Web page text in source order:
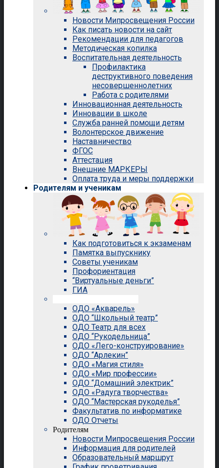
Новости Мипросвещения России
Как писать новости на сайт
Рекомендации для педагогов
Методическая копилка
Воспитательная деятельность
Профилактика
деструктивного поведения
несовершеннолетних
Работа с родителями
Инновационная деятельность
Инновации в школе
Служба ранней помощи детям
Волонтерское движение
Наставничество
ФГОС
Аттестация
Внешние МАРКЕРЫ
Оплата труда и меры поддержки
Родителям и ученикам
Как подготовиться к экзаменам
Памятка выпускнику
Советы ученикам
Профориентация
“Виртуальные деньги”
ГИА
ОДО «Акварель»
ОДО “Школьный театр”
ОДО Театр для всех
ОДО “Рукодельница”
ОДО «Лего-конструирование»
ОДО “Арлекин”
ОДО «Магия стиля»
ОДО «Мир профессии»
ОДО “Домашний электрик”
ОДО «Радуга творчества»
ОДО “Мастерская рукоделья”
Факультатив по информатике
ОДО Отчеты
Родителям
Новости Мипросвещения России
Информация для родителей
Образовательный маршрут